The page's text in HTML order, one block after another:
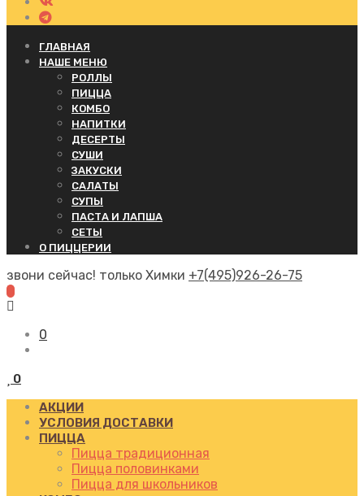
ГЛАВНАЯ
НАШЕ МЕНЮ
РОЛЛЫ
ПИЦЦА
КОМБО
НАПИТКИ
ДЕСЕРТЫ
СУШИ
ЗАКУСКИ
САЛАТЫ
СУПЫ
ПАСТА И ЛАПША
СЕТЫ
О ПИЦЦЕРИИ
звони сейчас! только Химки +7(495)926-26-75
0
0
АКЦИИ
УСЛОВИЯ ДОСТАВКИ
ПИЦЦА
Пицца традиционная
Пицца половинками
Пицца для школьников